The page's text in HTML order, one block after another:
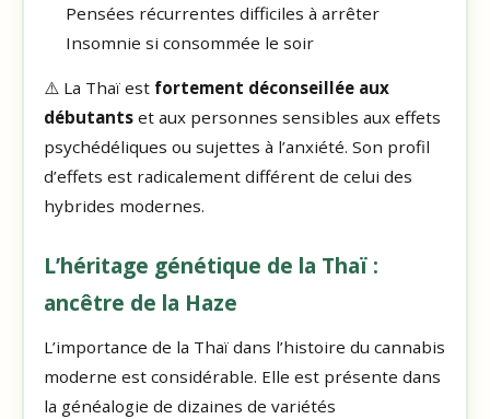
Pensées récurrentes difficiles à arrêter
Insomnie si consommée le soir
⚠️ La Thaï est fortement déconseillée aux
débutantset aux personnes sensibles aux effets
psychédéliques ou sujettes à l’anxiété. Son profil
d’effets est radicalement différent de celui des
hybrides modernes.
L’héritage génétique de la Thaï :
ancêtre de la Haze
L’importance de la Thaï dans l’histoire du cannabis
moderne est considérable. Elle est présente dans
la généalogie de dizaines de variétés